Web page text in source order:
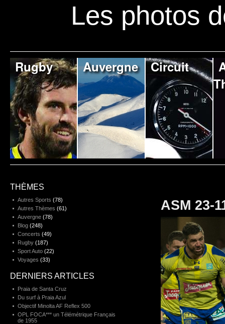
Les photos
Rugby Auvergne Circuit
ASM 23-
THÈMES
Autres Sports (78)
Autres Thèmes (61)
Auvergne (78)
Blog (248)
Concerts (49)
Rugby (187)
Sport Auto (22)
Voyages (33)
DERNIERS ARTICLES
Praia de Santa Cruz
Du surf à Praia Azul
Objectif Minolta AF Reflex 500
OPL FOCA*** un Télémétrique Français
de 1955